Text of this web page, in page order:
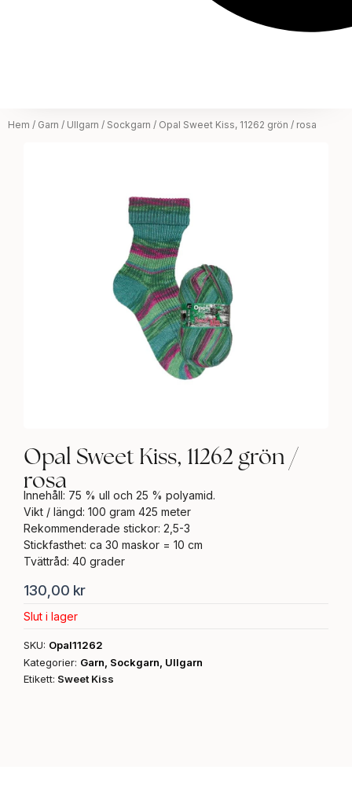
Hem / Garn / Ullgarn / Sockgarn / Opal Sweet Kiss, 11262 grön / rosa
Opal Sweet Kiss, 11262 grön /
rosa
Innehåll: 75 % ull och 25 % polyamid.
Vikt / längd: 100 gram 425 meter
Rekommenderade stickor: 2,5-3
Stickfasthet: ca 30 maskor = 10 cm
Tvättråd: 40 grader
130,00 kr
Slut i lager
SKU: Opal11262
Kategorier: Garn, Sockgarn, Ullgarn
Etikett: Sweet Kiss